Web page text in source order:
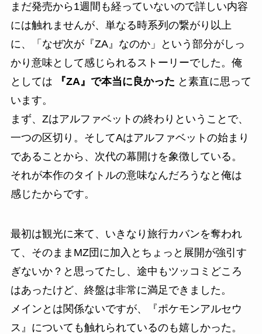
まだ発売から1週間も経っていないので詳しい内容
には触れませんが、単なる時系列の繋がり以上
に、「なぜ次が『ZA』なのか」という部分がしっ
かり意味として感じられるストーリーでした。俺
としては
『ZA』で本当に良かった と素直に思って
います。
まず、Zはアルファベットの終わりということで、
一つの区切り。そしてAはアルファベットの始まり
であることから、次代の幕開けを象徴している。
それが本作のタイトルの意味なんだろうなと俺は
感じたからです。
最初は観光に来て、いきなり旅行カバンを奪われ
て、そのままMZ団に加入とちょっと展開が強引す
ぎないか？と思ってたし、途中もツッコミどころ
はあったけど、終盤は非常に満足できました。
メインとは関係ないですが、『ポケモンアルセウ
ス』についても触れられているのも嬉しかった。